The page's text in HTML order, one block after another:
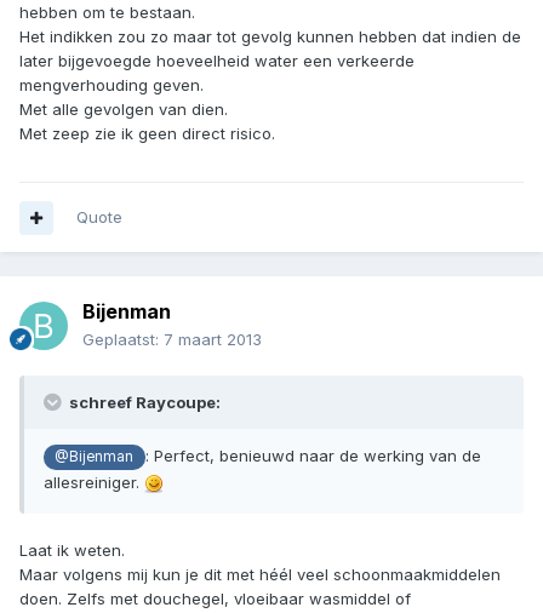
hebben om te bestaan.
Het indikken zou zo maar tot gevolg kunnen hebben dat indien de
later bijgevoegde hoeveelheid water een verkeerde
mengverhouding geven.
Met alle gevolgen van dien.
Met zeep zie ik geen direct risico.
Quote
Bijenman
Geplaatst: 7 maart 2013
schreef Raycoupe:
@Bijenman
: Perfect, benieuwd naar de werking van de
allesreiniger.
Laat ik weten.
Maar volgens mij kun je dit met héél veel schoonmaakmiddelen
doen. Zelfs met douchegel, vloeibaar wasmiddel of